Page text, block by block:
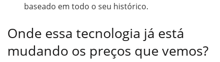
baseado em todo o seu histórico.
Onde essa tecnologia já está
mudando os preços que vemos?